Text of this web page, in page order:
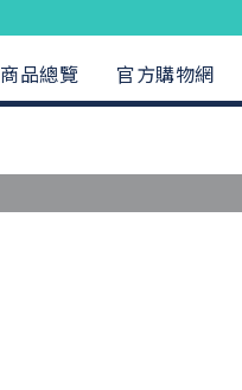
商品總覽 官方購物網